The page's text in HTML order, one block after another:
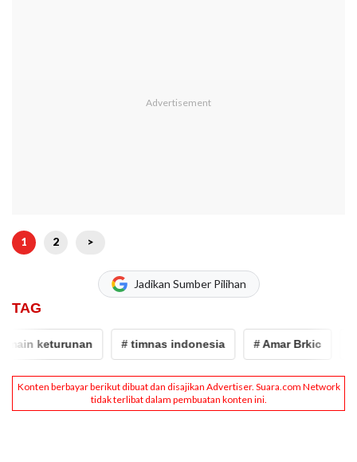
1 2 >
Jadikan Sumber Pilihan
TAG
keturunan # timnas indonesia # Amar Brkic